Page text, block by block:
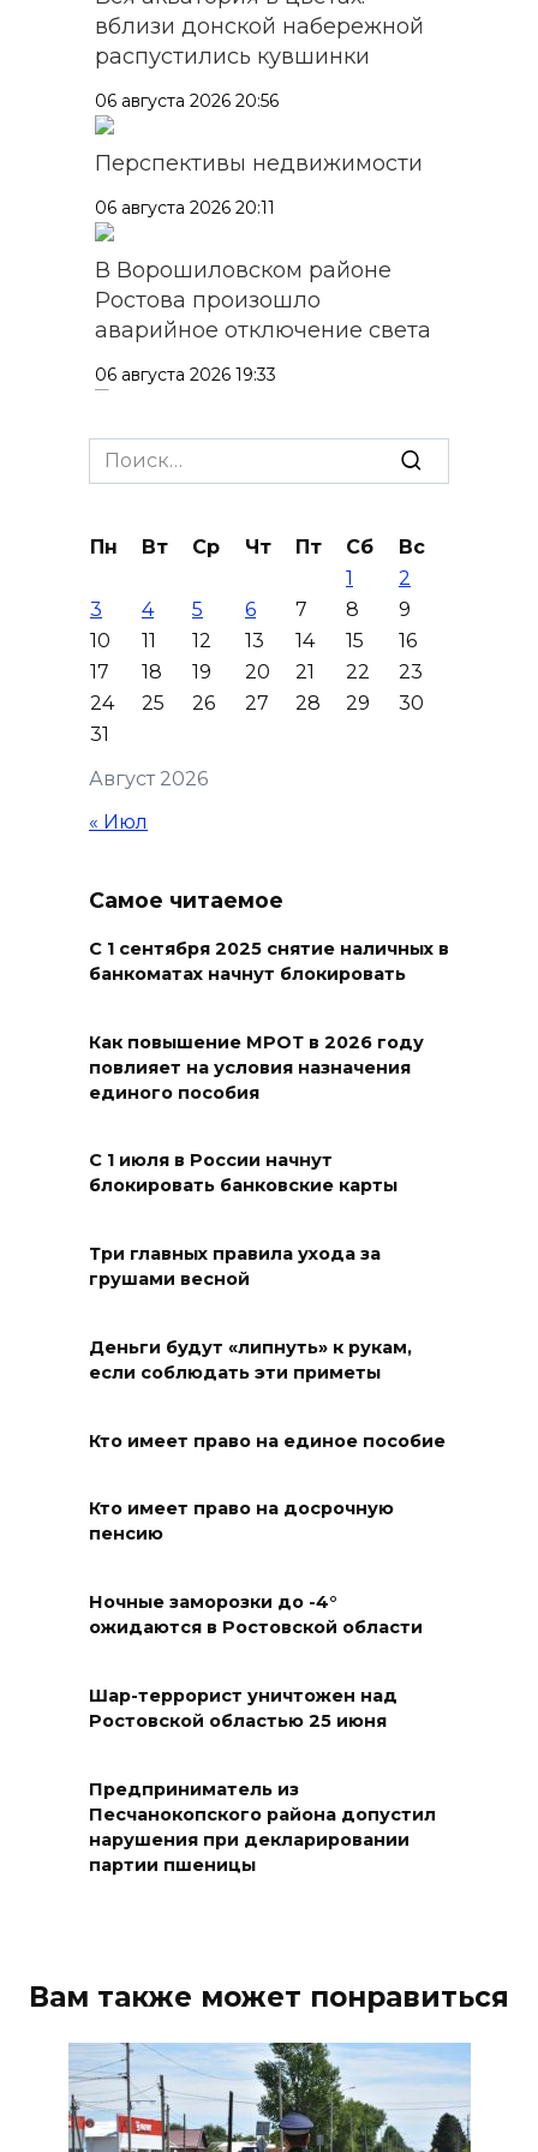
вблизи донской набережной
распустились кувшинки
06 августа 2026 20:56
Перспективы недвижимости
06 августа 2026 20:11
В Ворошиловском районе
Ростова произошло
аварийное отключение света
06 августа 2026 19:33
Шахбокс, падел и пилон: в
Ростовской области
Юрий Слюсарь поздравил
донских строителей с
профессиональным
праздником и вручил
кирпичей
06 августа 2026 18:29
06 августа 2026 18:27
Андрей Фатеев: Театр Чехова
в Таганроге откроет 200-й
06 августа 2026 18:27
Наблюдатели готовятся к
06 августа 2026 18:25
пострадавшим при атаке
БПЛА на Кубани
погибли дети из-за атаки
БПЛА на Кубани
06 августа 2026 16:57
«Лучший школьный педагог-
06 августа 2026 16:30
ВСЕ КАК ЕСТЬ. Политика
Search
for:
Август 2026
Пн Вт Ср Чт Пт Сб
Вс
1
2
3
4 5 6 7 8
9
10
11 12 13 14 15
16
17
18 19 20 21 22
23
24
25 26 27 28 29
30
31
« Июл
Самое читаемое
С 1 сентября 2025 снятие наличных в
банкоматах начнут блокировать
Как повышение МРОТ в 2026 году
повлияет на условия назначения
единого пособия
С 1 июля в России начнут
блокировать банковские карты
Три главных правила ухода за
грушами весной
Деньги будут «липнуть» к рукам,
если соблюдать эти приметы
Кто имеет право на единое пособие
Кто имеет право на досрочную
пенсию
Ночные заморозки до -4°
ожидаются в Ростовской области
Шар-террорист уничтожен над
Ростовской областью 25 июня
Предприниматель из
Песчанокопского района допустил
нарушения при декларировании
партии пшеницы
Вам также может понравиться